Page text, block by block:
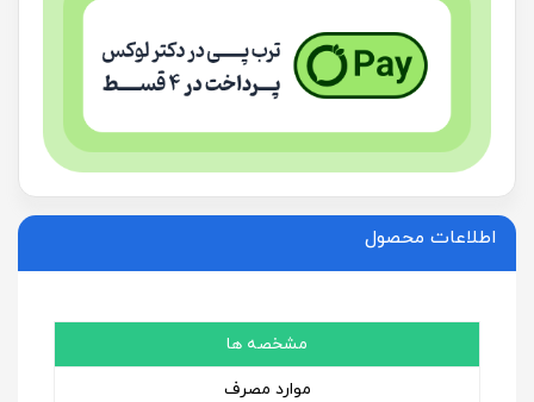
اطلاعات محصول
مشخصه ها
موارد مصرف